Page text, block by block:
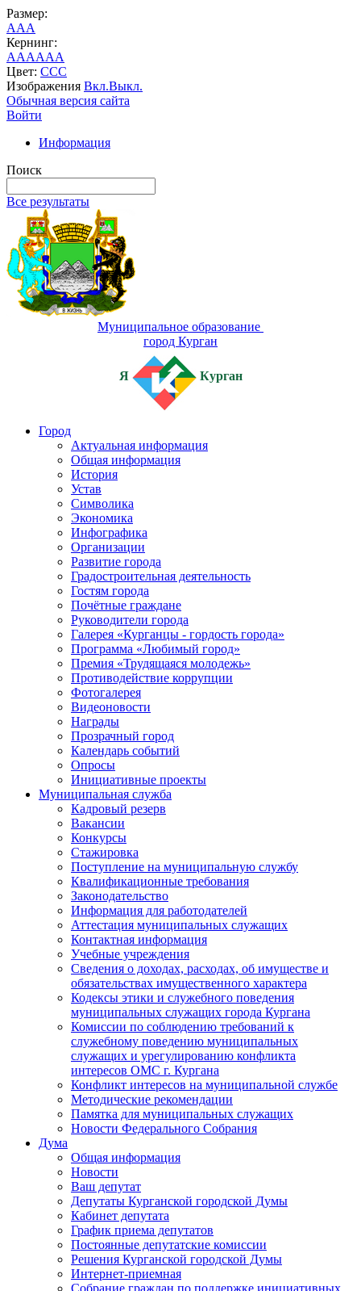
Размер:
AAA
Кернинг:
AAAAAA
Цвет: CCC
Изображения Вкл.Выкл.
Обычная версия сайта
Войти
Информация
Поиск
Все результаты
Муниципальное образование
город Курган
Я Курган
Город
Актуальная информация
Общая информация
История
Устав
Символика
Экономика
Инфографика
Организации
Развитие города
Градостроительная деятельность
Гостям города
Почётные граждане
Руководители города
Галерея «Курганцы - гордость города»
Программа «Любимый город»
Премия «Трудящаяся молодежь»
Противодействие коррупции
Фотогалерея
Видеоновости
Награды
Прозрачный город
Календарь событий
Опросы
Инициативные проекты
Муниципальная служба
Кадровый резерв
Вакансии
Конкурсы
Стажировка
Поступление на муниципальную службу
Квалификационные требования
Законодательство
Информация для работодателей
Аттестация муниципальных служащих
Контактная информация
Учебные учреждения
Сведения о доходах, расходах, об имуществе и
обязательствах имущественного характера
Кодексы этики и служебного поведения
муниципальных служащих города Кургана
Комиссии по соблюдению требований к
служебному поведению муниципальных
служащих и урегулированию конфликта
интересов ОМС г. Кургана
Конфликт интересов на муниципальной службе
Методические рекомендации
Памятка для муниципальных служащих
Новости Федерального Cобрания
Дума
Общая информация
Новости
Ваш депутат
Депутаты Курганской городской Думы
Кабинет депутата
График приема депутатов
Постоянные депутатские комиссии
Решения Курганской городской Думы
Интернет-приемная
Собрание граждан по поддержке инициативных